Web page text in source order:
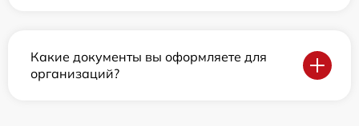
Какие документы вы оформляете для
организаций?